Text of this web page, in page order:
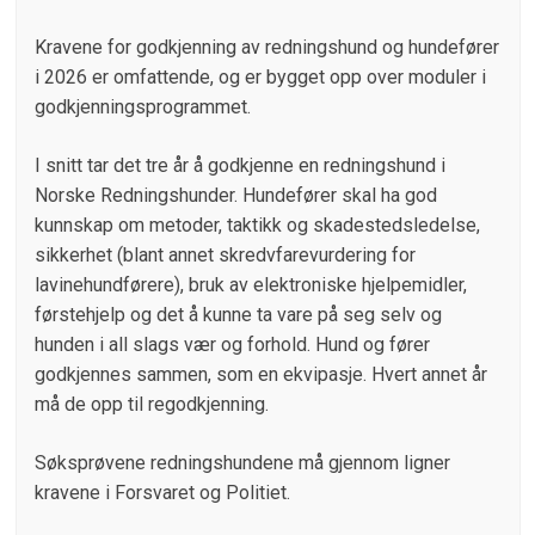
Kravene for godkjenning av redningshund og hundefører
i 2026 er omfattende, og er bygget opp over moduler i
godkjenningsprogrammet.
I snitt tar det tre år å godkjenne en redningshund i
Norske Redningshunder. Hundefører skal ha god
kunnskap om metoder, taktikk og skadestedsledelse,
sikkerhet (blant annet skredvfarevurdering for
lavinehundførere), bruk av elektroniske hjelpemidler,
førstehjelp og det å kunne ta vare på seg selv og
hunden i all slags vær og forhold. Hund og fører
godkjennes sammen, som en ekvipasje. Hvert annet år
må de opp til regodkjenning.
Søksprøvene redningshundene må gjennom ligner
kravene i Forsvaret og Politiet.